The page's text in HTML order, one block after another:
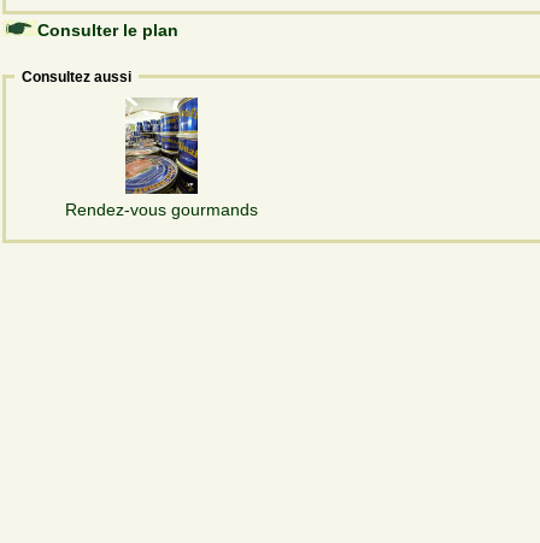
Consulter le plan
Consultez aussi
Rendez-vous gourmands